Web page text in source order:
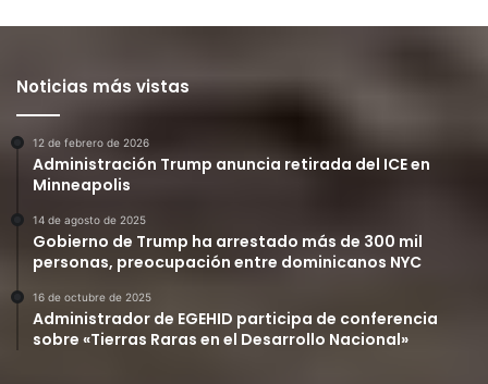
Noticias más vistas
12 de febrero de 2026
Administración Trump anuncia retirada del ICE en
Minneapolis
14 de agosto de 2025
Gobierno de Trump ha arrestado más de 300 mil
personas, preocupación entre dominicanos NYC
16 de octubre de 2025
Administrador de EGEHID participa de conferencia
sobre «Tierras Raras en el Desarrollo Nacional»